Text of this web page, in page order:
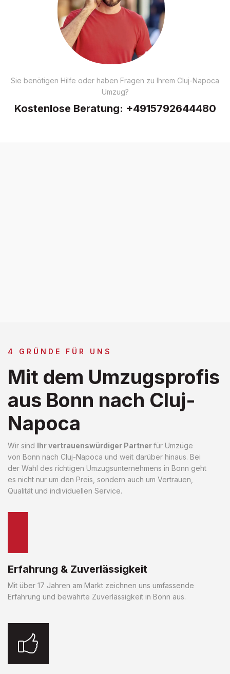
Sie benötigen Hilfe oder haben Fragen zu Ihrem Cluj-Napoca
Umzug?
Kostenlose Beratung: +4915792644480
4 GRÜNDE FÜR UNS
Mit dem Umzugsprofis
aus Bonn nach Cluj-
Napoca
Wir sind Ihr vertrauenswürdiger Partnerfür Umzüge
von Bonn nach Cluj-Napoca und weit darüber hinaus. Bei
der Wahl des richtigen Umzugsunternehmens in Bonn geht
es nicht nur um den Preis, sondern auch um Vertrauen,
Qualität und individuellen Service.
Erfahrung & Zuverlässigkeit
Mit über 17 Jahren am Markt zeichnen uns umfassende
Erfahrung und bewährte Zuverlässigkeit in Bonn aus.